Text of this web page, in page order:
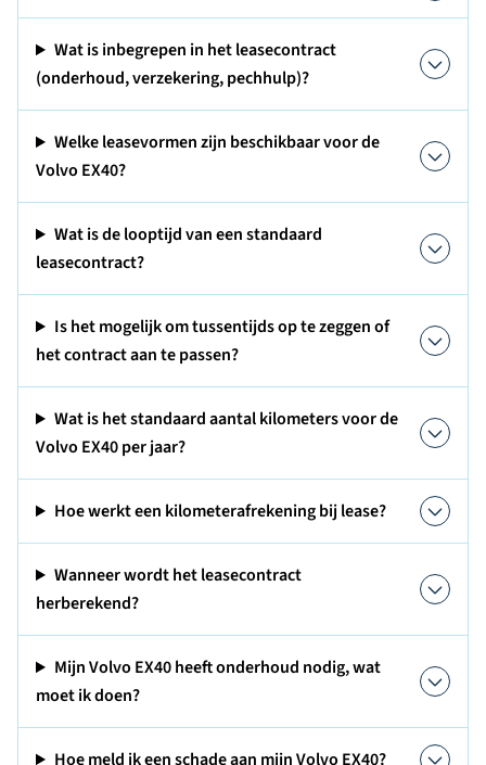
Wat is inbegrepen in het leasecontract
(onderhoud, verzekering, pechhulp)?
Welke leasevormen zijn beschikbaar voor de
Volvo EX40?
Wat is de looptijd van een standaard
leasecontract?
Is het mogelijk om tussentijds op te zeggen of
het contract aan te passen?
Wat is het standaard aantal kilometers voor de
Volvo EX40 per jaar?
Hoe werkt een kilometerafrekening bij lease?
Wanneer wordt het leasecontract
herberekend?
Mijn Volvo EX40 heeft onderhoud nodig, wat
moet ik doen?
Hoe meld ik een schade aan mijn Volvo EX40?